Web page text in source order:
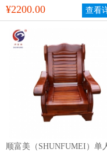
桌 实木写字台桌 2.8米 两人
组
¥2200.00 查看
顺富美（SHUNFUMEI）单